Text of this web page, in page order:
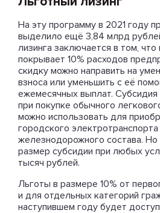
На эту программу в 2021 году
выделило ещё 3,84 млрд
лизинга заключается в том, что
покрывает 10% расходов
скидку можно направить на
взноса или уменьшить с её
ежемесячных выплат. Субсидия
при покупке обычного
можно использовать для
городского
железнодорожного состава.
размер субсидии при любых
тысяч рублей.
Льготы в размере 10% от
и для отдельных категорий
наступившем году будет